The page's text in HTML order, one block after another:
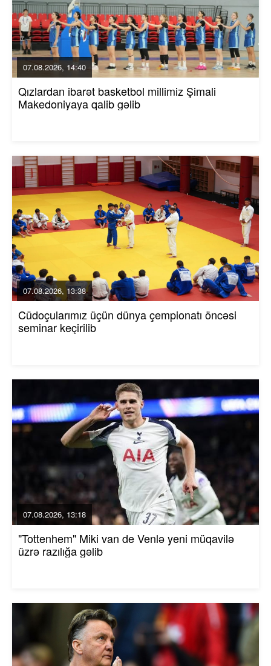
07.08.2026, 14:40
Qızlardan ibarət basketbol millimiz Şimali
Makedoniyaya qalib gəlib
07.08.2026, 13:38
Cüdoçularımız üçün dünya çempionatı öncəsi
seminar keçirilib
07.08.2026, 13:18
"Tottenhem" Miki van de Venlə yeni müqavilə
üzrə razılığa gəlib